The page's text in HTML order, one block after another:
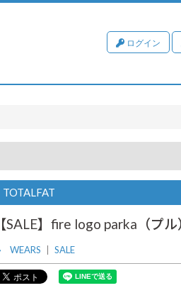
ログイン
TOTALFAT
【SALE】fire logo parka（プル
WEARS SALE